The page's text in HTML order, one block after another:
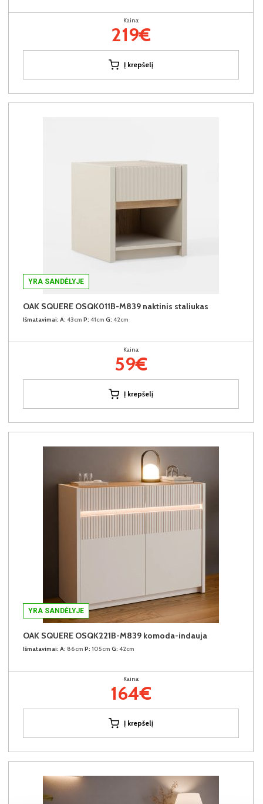
Kaina:
219€
Į krepšelį
YRA SANDĖLYJE
OAK SQUERE OSQK011B-M839 naktinis staliukas
Išmatavimai: A: 43cm P: 41cm G: 42cm
Kaina:
59€
Į krepšelį
YRA SANDĖLYJE
OAK SQUERE OSQK221B-M839 komoda-indauja
Išmatavimai: A: 86cm P: 105cm G: 42cm
Kaina:
164€
Į krepšelį